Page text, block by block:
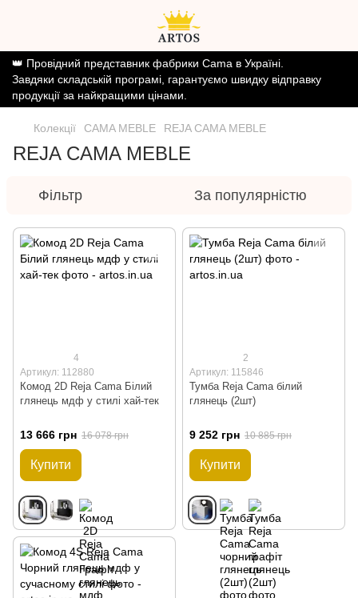
👑 Провідний представник фабрики Cama в Україні.
Завдяки складській програмі, гарантуємо швидку відправку
продукції за найкращими цінами.
Колекції CAMA MEBLE REJA CAMA MEBLE
REJA CAMA MEBLE
Фільтр За популярністю
4
Артикул: 112880
Комод 2D Reja Cama Білий
глянець мдф у стилі хай-тек
13 666 грн 16 078 грн
Купити
2
Артикул: 115846
Тумба Reja Cama білий
глянець (2шт)
9 252 грн 10 885 грн
Купити